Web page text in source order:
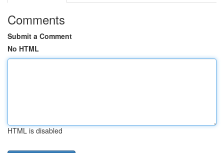
Comments
Submit a Comment
No HTML
HTML is disabled